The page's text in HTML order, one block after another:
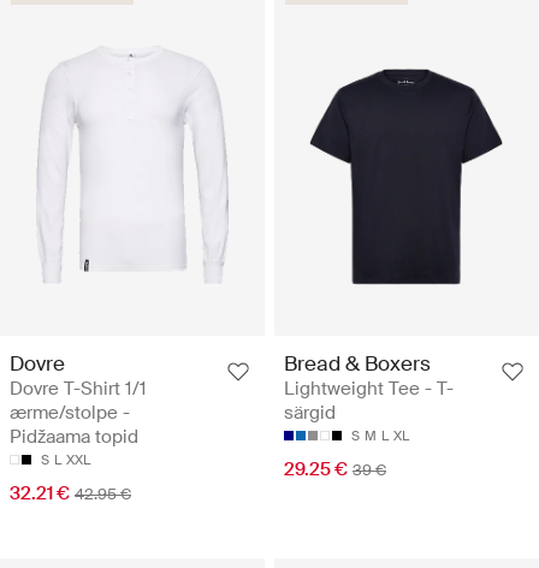
Dovre
Dovre T-Shirt 1/1
ærme/stolpe -
Pidžaama topid
S L XXL
32.21 € 42.95 €
Bread & Boxers
Lightweight Tee - T-
särgid
S M L XL
29.25 € 39 €